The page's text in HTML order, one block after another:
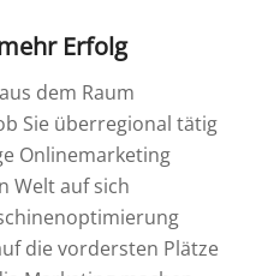
Erfolg
dem Raum
Sie überregional tätig
Onlinemarketing
Welt auf sich
die vordersten Plätze